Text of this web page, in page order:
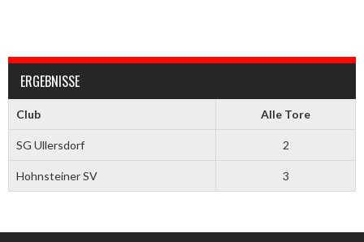
ERGEBNISSE
Club Alle Tore
SG Ullersdorf 2
Hohnsteiner SV 3